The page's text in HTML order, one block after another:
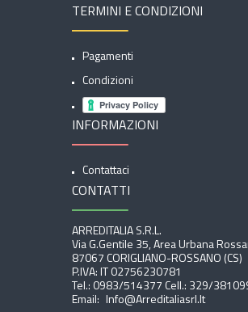
TERMINI E CONDIZIONI
Pagamenti
Condizioni
INFORMAZIONI
Contattaci
CONTATTI
ARREDITALIA S.r.l.
Via G.Gentile 35, Area Urbana
87067 CORIGLIANO-ROSSANO (CS)
P.IVA: IT 02756230781
Tel.: 0983/514377 Cell.: 329/
Email: Info@arreditaliasrl.it